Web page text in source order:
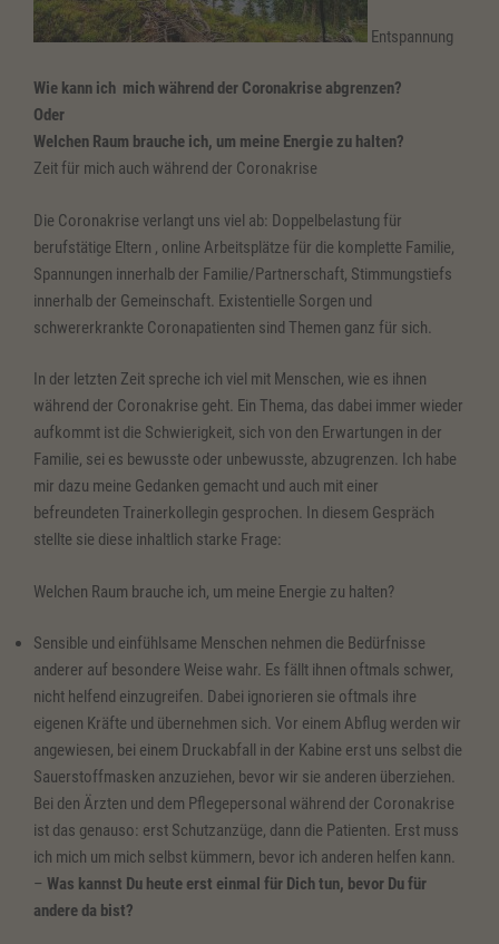
Entspannung
Wie kann ich mich während der Coronakrise abgrenzen?
Oder
Welchen Raum brauche ich, um meine Energie zu halten?
Zeit für mich auch während der Coronakrise
Die Coronakrise verlangt uns viel ab: Doppelbelastung für
berufstätige Eltern , online Arbeitsplätze für die komplette Familie,
Spannungen innerhalb der Familie/Partnerschaft, Stimmungstiefs
innerhalb der Gemeinschaft. Existentielle Sorgen und
schwererkrankte Coronapatienten sind Themen ganz für sich.
In der letzten Zeit spreche ich viel mit Menschen, wie es ihnen
während der Coronakrise geht. Ein Thema, das dabei immer wieder
aufkommt ist die Schwierigkeit, sich von den Erwartungen in der
Familie, sei es bewusste oder unbewusste, abzugrenzen. Ich habe
mir dazu meine Gedanken gemacht und auch mit einer
befreundeten Trainerkollegin gesprochen. In diesem Gespräch
stellte sie diese inhaltlich starke Frage:
Welchen Raum brauche ich, um meine Energie zu halten?
Sensible und einfühlsame Menschen nehmen die Bedürfnisse
anderer auf besondere Weise wahr. Es fällt ihnen oftmals schwer,
nicht helfend einzugreifen. Dabei ignorieren sie oftmals ihre
eigenen Kräfte und übernehmen sich. Vor einem Abflug werden wir
angewiesen, bei einem Druckabfall in der Kabine erst uns selbst die
Sauerstoffmasken anzuziehen, bevor wir sie anderen überziehen.
Bei den Ärzten und dem Pflegepersonal während der Coronakrise
ist das genauso: erst Schutzanzüge, dann die Patienten. Erst muss
ich mich um mich selbst kümmern, bevor ich anderen helfen kann.
– Was kannst Du heute erst einmal für Dich tun, bevor Du für
andere da bist?